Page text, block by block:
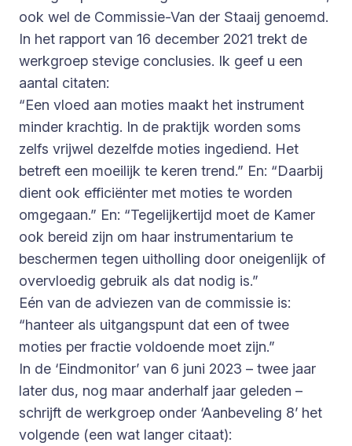
ook wel de Commissie-Van der Staaij genoemd.
In het rapport van 16 december 2021 trekt de
werkgroep stevige conclusies. Ik geef u een
aantal citaten:
“Een vloed aan moties maakt het instrument
minder krachtig. In de praktijk worden soms
zelfs vrijwel dezelfde moties ingediend. Het
betreft een moeilijk te keren trend.” En: “Daarbij
dient ook efficiënter met moties te worden
omgegaan.” En: “Tegelijkertijd moet de Kamer
ook bereid zijn om haar instrumentarium te
beschermen tegen uitholling door oneigenlijk of
overvloedig gebruik als dat nodig is.”
Eén van de adviezen van de commissie is:
“hanteer als uitgangspunt dat een of twee
moties per fractie voldoende moet zijn.”
In de ‘Eindmonitor’ van 6 juni 2023 – twee jaar
later dus, nog maar anderhalf jaar geleden –
schrijft de werkgroep onder ‘Aanbeveling 8’ het
volgende (een wat langer citaat):